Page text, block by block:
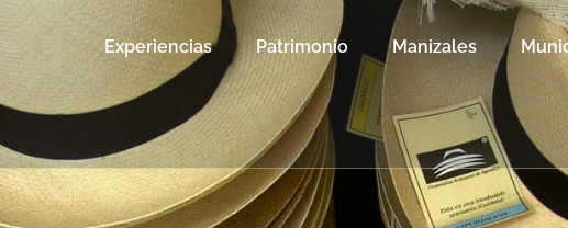
Experiencias Patrimonio Manizales